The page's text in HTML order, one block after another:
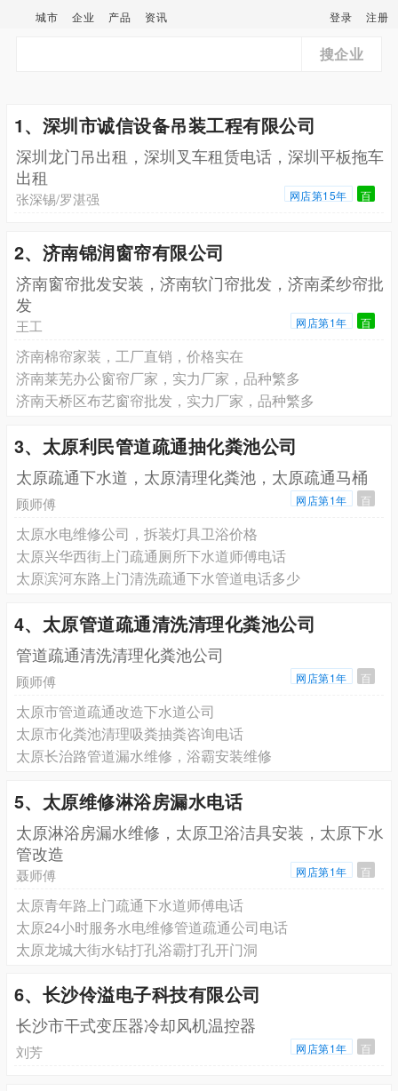
城市 企业 产品 资讯 登录 注册
搜企业
1、深圳市诚信设备吊装工程有限公司
深圳龙门吊出租，深圳叉车租赁电话，深圳平板拖车
出租
张深锡/罗湛强 网店第15年 百
2、济南锦润窗帘有限公司
济南窗帘批发安装，济南软门帘批发，济南柔纱帘批
发
王工 网店第1年 百
济南棉帘家装，工厂直销，价格实在
济南莱芜办公窗帘厂家，实力厂家，品种繁多
济南‌天桥区布艺窗帘批发，实力厂家，品种繁多
3、太原利民管道疏通抽化粪池公司
太原疏通下水道，太原清理化粪池，太原疏通马桶
顾师傅 网店第1年 百
太原水电维修公司，拆装灯具卫浴价格
太原兴华西街上门疏通厕所下水道师傅电话
太原滨河东路上门清洗疏通下水管道电话多少
4、太原管道疏通清洗清理化粪池公司
管道疏通清洗清理化粪池公司
顾师傅 网店第1年 百
太原市管道疏通改造下水道公司
太原市化粪池清理吸粪抽粪咨询电话
太原长治路管道漏水维修，浴霸安装维修
5、太原维修淋浴房漏水电话
太原淋浴房漏水维修，太原卫浴洁具安装，太原下水
管改造
聂师傅 网店第1年 百
太原青年路上门疏通下水道师傅电话
太原24小时服务水电维修管道疏通公司电话
太原龙城大街水钻打孔浴霸打孔开门洞
6、长沙伶溢电子科技有限公司
长沙市干式变压器冷却风机温控器
刘芳 网店第1年 百